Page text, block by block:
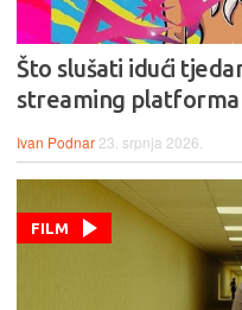
Što slušati idući
streaming
Ivan Podnar 23. srpnja 2026.
FILM